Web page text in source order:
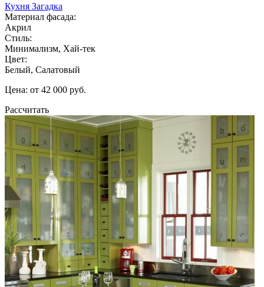
Кухня Загадка
Материал фасада:
Акрил
Стиль:
Минимализм, Хай-тек
Цвет:
Белый, Салатовый
Цена: от 42 000 руб.
Рассчитать